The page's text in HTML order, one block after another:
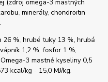
(zdroj omega-3 mastných
minerály, chondroitin
26 %, hrubé tuky 13 %, hrubá
1,2 %, fosfor 1 %,
3 mastné kyseliny 0,5
kcal/kg - 15,0 MJ/kg.